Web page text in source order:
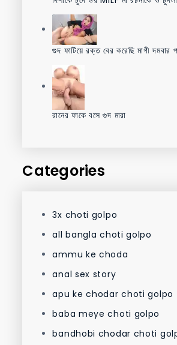
গুদ ফাটিয়ে রক্ত বের করেছি মাগী দমবার
রানের ফাকে বসে গুদ মারা
Categories
3x choti golpo
all bangla choti golpo
ammu ke choda
anal sex story
apu ke chodar choti golpo
baba meye choti golpo
bandhobi chodar choti